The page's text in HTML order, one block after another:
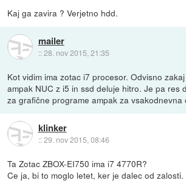
Kaj ga zavira ? Verjetno hdd.
mailer
::28. nov 2015, 21:35
Kot vidim ima zotac i7 procesor. Odvisno
ampak NUC z i5 in ssd deluje hitro. Je pa res
za grafične programe ampak za vsakodnevna
klinker
::29. nov 2015, 08:46
Ta Zotac ZBOX-EI750 ima i7 4770R?
Ce ja, bi to moglo letet, ker je dalec od zalosti.